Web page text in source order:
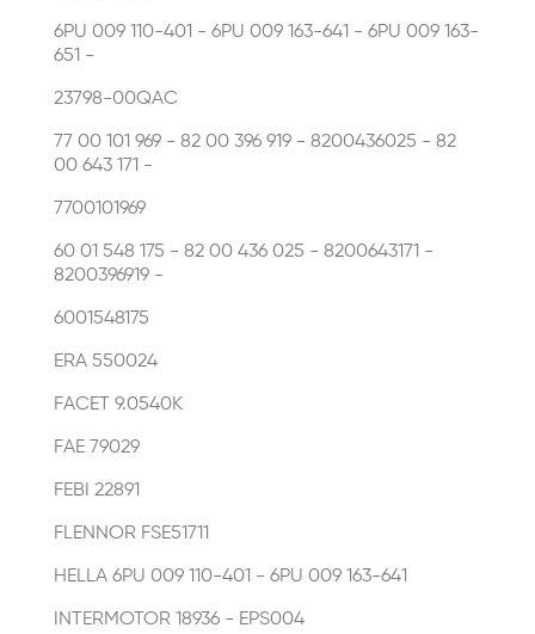
6PU 009 110-401 - 6PU 009 163-641 - 6PU 009 163-
651 -
23798-00QAC
77 00 101 969 - 82 00 396 919 - 8200436025 - 82
00 643 171 -
7700101969
60 01 548 175 - 82 00 436 025 - 8200643171 -
8200396919 -
6001548175
ERA 550024
FACET 9.0540K
FAE 79029
FEBI 22891
FLENNOR FSE51711
HELLA 6PU 009 110-401 - 6PU 009 163-641
INTERMOTOR 18936 - EPS004